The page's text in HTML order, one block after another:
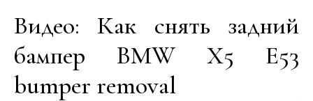
Видео: Как снять задний
бампер BMW X5 E53
bumper removal